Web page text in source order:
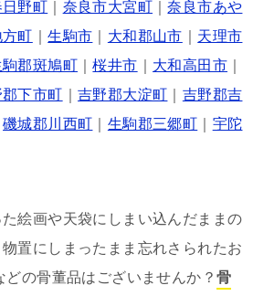
野町 奈良市大宮町 ｜奈良市あや
町 ｜生駒市 大和郡山市
天理市
郡斑鳩町 ｜桜井市 大和高田市
下市町 ｜吉野郡大淀町
吉野郡吉
磯城郡川西町 生駒郡三郷町
宇陀
絵画や天袋にしまい込んだままの
置にしまったまま忘れさられたお
の骨董品はございませんか？ 骨